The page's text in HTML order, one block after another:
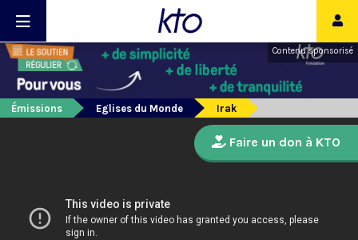
Contenu sponsorisé
Émissions Eglises du Monde Irak
Faire un don à KTO